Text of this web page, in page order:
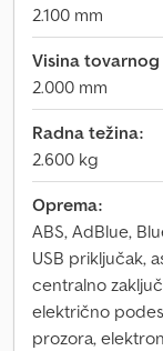
2.100 mm
Visina
2.000 mm
Radna težina:
2.600 kg
Oprema:
ABS, AdBlue,
USB priključak,
centralno
električno
prozora,